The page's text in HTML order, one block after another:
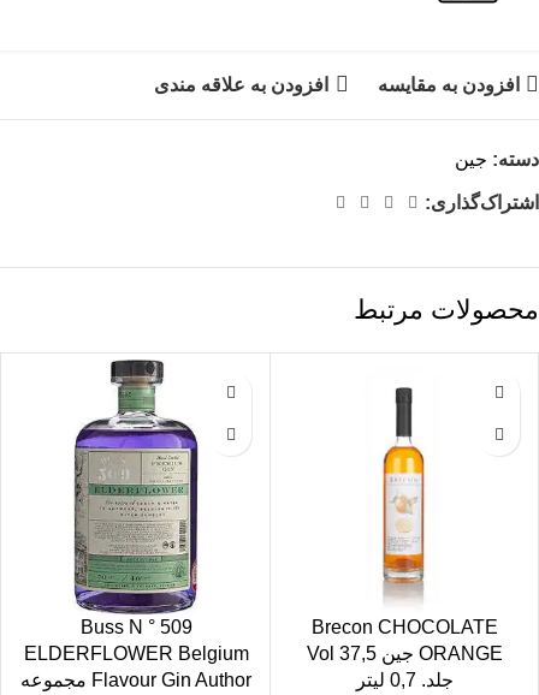
افزودن به مقایسه افزودن به علاقه مندی
دسته: جین
اشتراک‌گذاری:
محصولات مرتبط
Brecon CHOCOLATE
ORANGE جین 37,5 Vol
جلد. 0,7 لیتر
Buss N ° 509
ELDERFLOWER Belgium
Flavour Gin Author مجموعه